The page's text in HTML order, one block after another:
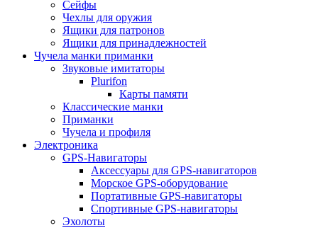
Сейфы
Чехлы для оружия
Ящики для патронов
Ящики для принадлежностей
Чучела манки приманки
Звуковые имитаторы
Plurifon
Карты памяти
Классические манки
Приманки
Чучела и профиля
Электроника
GPS-Навигаторы
Аксессуары для GPS-навигаторов
Морское GPS-оборудование
Портативные GPS-навигаторы
Спортивные GPS-навигаторы
Эхолоты